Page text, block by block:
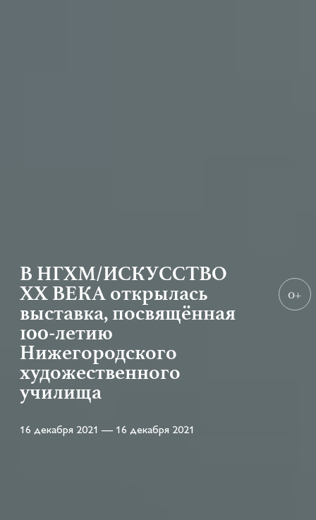
В НГХМ/ИСКУССТВО
XX ВЕКА открылась
выставка, посвящённая
100-летию
Нижегородского
художественного
училища
16 декабря 2021 — 16 декабря 2021
0+